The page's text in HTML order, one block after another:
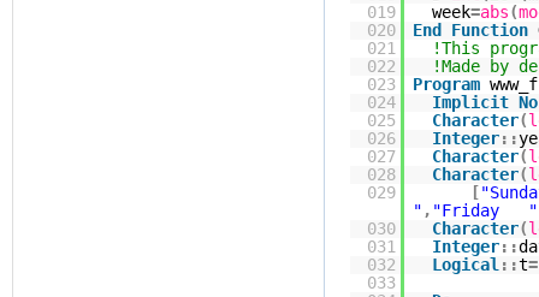
019
week=abs(
020
End Function
021
!This
022
!Made by
023
Program
024
Implicit
025
Character(
026
Integer::
027
Character(
028
Character(
029
[
" , "Friday "
030
Character(
031
Integer::
032
Logical ::t=
033